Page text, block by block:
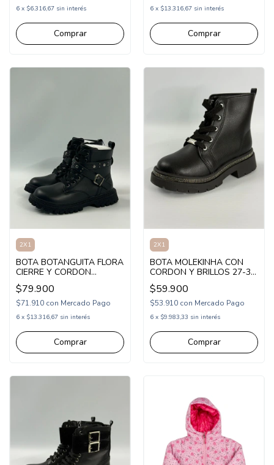
6 x $6.316,67 sin interés
Comprar
6 x $13.316,67 sin interés
Comprar
2X1
BOTA BOTANGUITA FLORA
CIERRE Y CORDON
TACHAS 30-36
(1BOFLORA)
$79.900
$71.910 con Mercado Pago
6 x $13.316,67 sin interés
Comprar
2X1
BOTA MOLEKINHA CON
CORDON Y BRILLOS 27-36
(1MK22002)
$59.900
$53.910 con Mercado Pago
6 x $9.983,33 sin interés
Comprar